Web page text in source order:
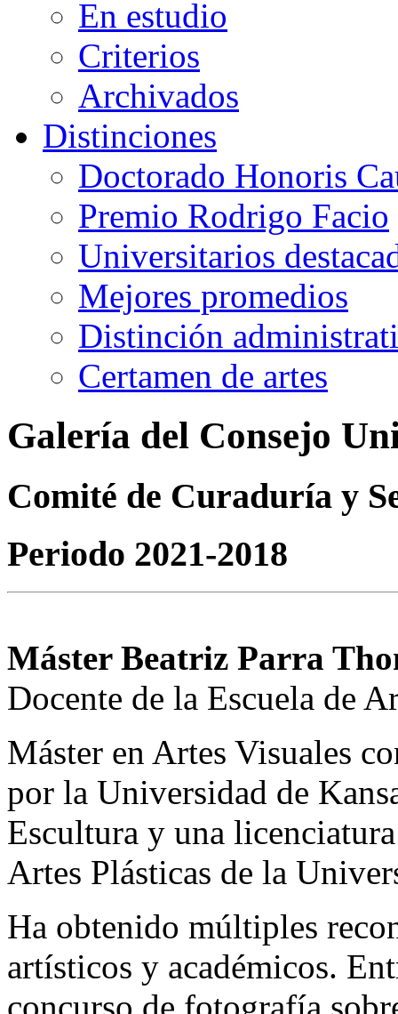
En estudio
Criterios
Archivados
Distinciones
Doctorado Honoris
Premio Rodrigo Facio
Universitarios
Mejores promedios
Distinción
Certamen de artes
Galería del Consejo
Comité de Curaduría y
Periodo 2021-2018
Máster Beatriz Parra
Docente de la Escuela de
Máster en Artes Visuales
por la Universidad de
Escultura y una
Artes Plásticas de la
Ha obtenido múltiples
artísticos y académicos.